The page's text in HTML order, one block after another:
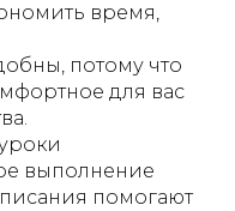
время,
потому что
для вас
выполнение
помогают